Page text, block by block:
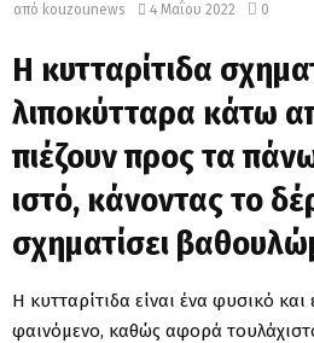
από kouzounews 4 Μαΐου 2022 0
Η κυτταρίτιδα
λιποκύτταρα κάτω
πιέζουν προς τα
ιστό, κάνοντας το
σχηματίσει
Η κυτταρίτιδα είναι ένα φυσικό
φαινόμενο, καθώς αφορά